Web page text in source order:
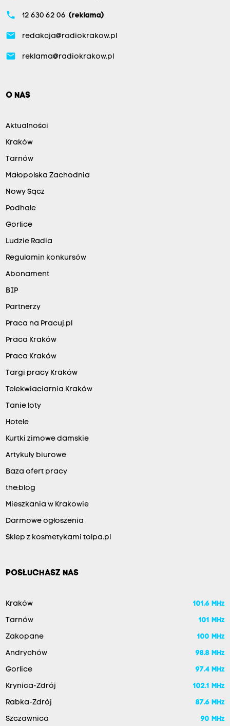
phone 12 630 62 06 (reklama)
email redakcja@radiokrakow.pl
email reklama@radiokrakow.pl
O NAS
Aktualności
Kraków
Tarnów
Małopolska Zachodnia
Nowy Sącz
Podhale
Gorlice
Ludzie Radia
Regulamin konkursów
Abonament
BIP
Partnerzy
Praca na Pracuj.pl
Praca Kraków
Praca Kraków
Targi pracy Kraków
Telekwiaciarnia Kraków
Tanie loty
Hotele
Kurtki zimowe damskie
Artykuły biurowe
Baza ofert pracy
the:blog
Mieszkania w Krakowie
Darmowe ogłoszenia
Sklep z kosmetykami tolpa.pl
POSŁUCHASZ NAS
Kraków 101.6 MHz
Tarnów 101 MHz
Zakopane 100 MHz
Andrychów 98.8 MHz
Gorlice 97.4 MHz
Krynica-Zdrój 102.1 MHz
Rabka-Zdrój 87.6 MHz
Szczawnica 90 MHz